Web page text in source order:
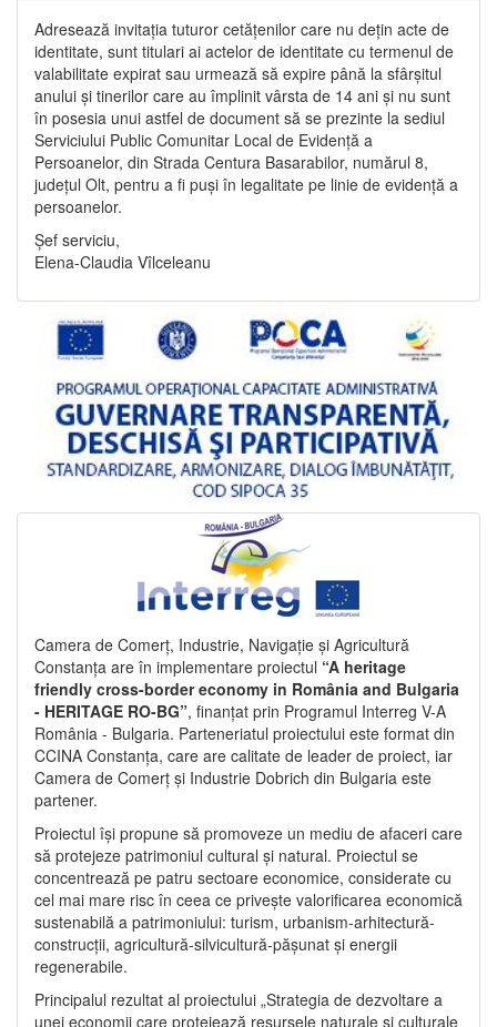
Adresează invitația tuturor cetățenilor care nu dețin acte de
identitate, sunt titulari ai actelor de identitate cu termenul de
valabilitate expirat sau urmează să expire până la sfârșitul
anului și tinerilor care au împlinit vârsta de 14 ani și nu sunt
în posesia unui astfel de document să se prezinte la sediul
Serviciului Public Comunitar Local de Evidență a
Persoanelor, din Strada Centura Basarabilor, numărul 8,
județul Olt, pentru a fi puși în legalitate pe linie de evidență a
persoanelor.
Șef serviciu,
Elena-Claudia Vîlceleanu
Camera de Comerț, Industrie, Navigație și Agricultură
Constanța are în implementare proiectul “A heritage
friendly cross-border economy in România and Bulgaria
- HERITAGE RO-BG”, finanțat prin Programul Interreg V-A
România - Bulgaria. Parteneriatul proiectului este format din
CCINA Constanța, care are calitate de leader de proiect, iar
Camera de Comerț și Industrie Dobrich din Bulgaria este
partener.
Proiectul își propune să promoveze un mediu de afaceri care
să protejeze patrimoniul cultural și natural. Proiectul se
concentrează pe patru sectoare economice, considerate cu
cel mai mare risc în ceea ce privește valorificarea economică
sustenabilă a patrimoniului: turism, urbanism-arhitectură-
construcții, agricultură-silvicultură-pășunat și energii
regenerabile.
Principalul rezultat al proiectului „Strategia de dezvoltare a
unei economii care protejează resursele naturale și culturale